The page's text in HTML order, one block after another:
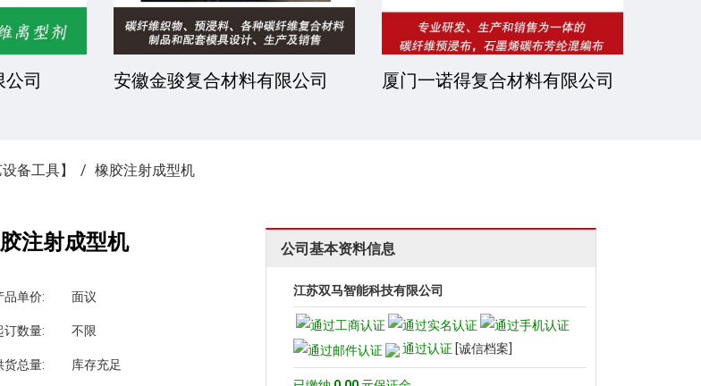
司 安徽金骏复合材料有限公司 厦门一诺得复合材料有限公司
备工具】 橡胶注射成型机
注射成型机
品单价: 面议
订数量: 不限
货总量: 库存充足
公司基本资料信息
江苏双马智能科技有限公司
通过认证 [诚信档案]